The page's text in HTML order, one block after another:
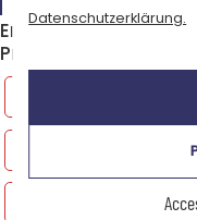
Entdecken Sie
Praktische und
Datenschutzerklärung.